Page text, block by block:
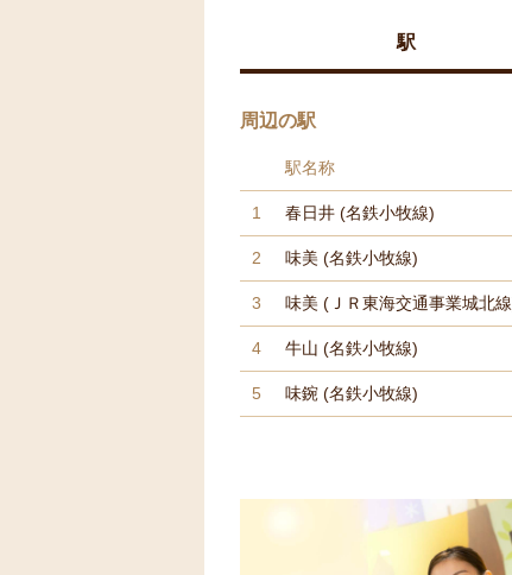
駅
周辺の駅
駅名称
1 春日井 (名鉄小牧線)
2 味美 (名鉄小牧線)
3 味美 (ＪＲ東海交通事業城北
4 牛山 (名鉄小牧線)
5 味鋺 (名鉄小牧線)